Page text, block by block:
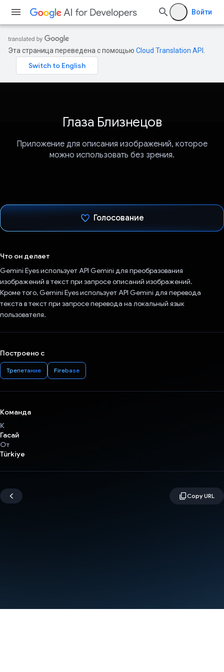
Войти
Эта страница переведена с помощью Cloud Translation API
Глаза Близнецов
Приложение для описания изображений, которое
можно использовать без зрения.
Голосование
Что он делает
Gemini Eyes использует API Gemini для преобразования
изображений в текст при запросе описаний изображений.
Кроме того, Gemini Eyes использует API Gemini для перевода
текста в текст при запросе перевода на локальный язык
пользователя.
Построено с
Трепетание Firebase
Команда
К
Гасай
От
Türkiye